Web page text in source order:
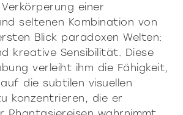
einer
seltenen Kombination von
Blick paradoxen Welten:
kreative Sensibilität. Diese
verleiht ihm die Fähigkeit,
die subtilen visuellen
konzentrieren, die er